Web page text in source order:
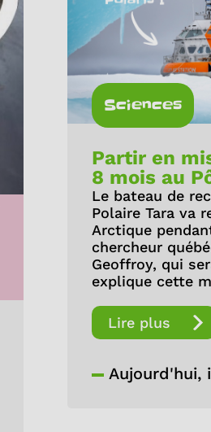
Sciences
Partir en
8 mois au
Le bateau de
Polaire Tara va
Arctique
chercheur
Geoffroy, qui
explique cette
Lire plus
Aujourd'hui,